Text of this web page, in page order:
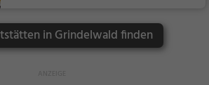
in Grindelwald finden